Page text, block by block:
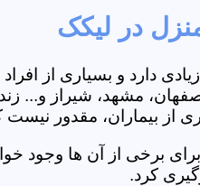
در لیکک
زیادی دارد و بسیاری
مشهد، شیراز و...
از بیماران، مقدور
برخی از آن ها وجود
کرد.